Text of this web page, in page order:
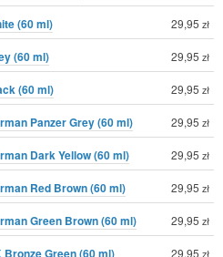
(60 ml) 29,95 zł
(60 ml) 29,95 zł
(60 ml) 29,95 zł
Panzer Grey (60 ml) 29,95 zł
Dark Yellow (60 ml) 29,95 zł
Red Brown (60 ml) 29,95 zł
Green Brown (60 ml) 29,95 zł
Green (60 ml) 29,95 zł